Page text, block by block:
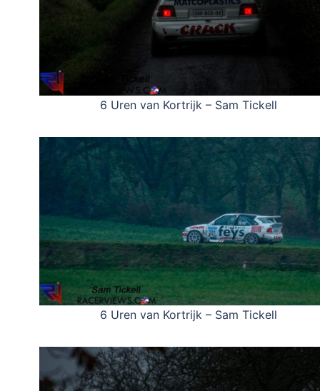
6 Uren van Kortrijk – Sam Tickell
6 Uren van Kortrijk – Sam Tickell